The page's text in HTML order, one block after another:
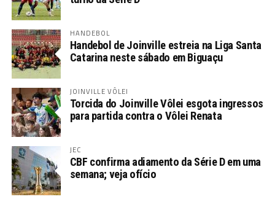
HANDEBOL
Handebol de Joinville estreia na Liga Santa
Catarina neste sábado em Biguaçu
JOINVILLE VÔLEI
Torcida do Joinville Vôlei esgota ingressos
para partida contra o Vôlei Renata
JEC
CBF confirma adiamento da Série D em uma
semana; veja ofício